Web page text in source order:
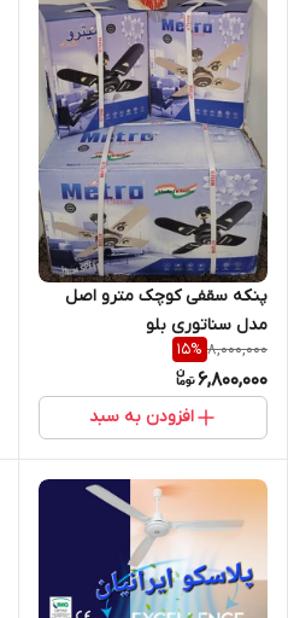
پنکه سقفی کوچک مترو اصل
مدل سناتوری بلو
8,000,000
15%
6,800,000
افزودن به سبد